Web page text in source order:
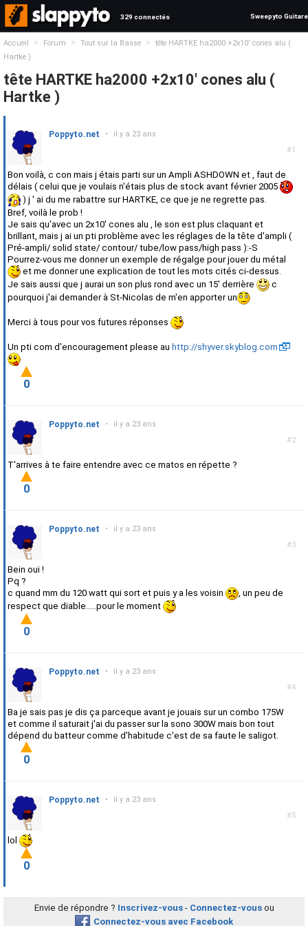
329 connectés Sweepyto Guitare
Accueil > Forum > Tout sur la Basse >
tête HARTKE ha2000 +2x10' cones alu (
Hartke )
tête HARTKE ha2000 +2x10' cones alu (
Hartke )
#1
Poppyto.net • il y a 23 ans
Bon voilà, c con mais j étais parti sur un Ampli ASHDOWN et , faut de
délais ( celui que je voulais n'étais plus de stock avant février 2005
) j ' ai du me rabattre sur HARTKE, ce que je ne regrette pas.
Bref, voilà le prob !
Je sais qu'avec un 2x10' cones alu , le son est plus claquant et
brillant, mais j ai un pti problème avec les réglages de la tête d'ampli (
Pré-ampli/ solid state/ contour/ tube/low pass/high pass ):-S
Pourrez-vous me donner un exemple de régalge pour jouer du métal
et me donner une explication de tout les mots cités ci-dessus.
Je sais aussi que j aurai un son plus rond avec un 15' derrière
c
pourquoi j'ai demander à St-Nicolas de m'en apporter un
Merci à tous pour vos futures réponses
Un pti com d'encouragement please au http://shyver.skyblog.com
0
#2
Poppyto.net • il y a 23 ans
T'arrives à te faire entendre avec ce matos en répette ?
0
#3
Poppyto.net • il y a 23 ans
Bein oui !
Pq ?
c quand mm du 120 watt qui sort et puis y a les voisin
, un peu de
respect que diable.....pour le moment
0
#4
Poppyto.net • il y a 23 ans
Ba je sais pas je dis ça parceque avant je jouais sur un combo 175W
et comme il saturait j'ai du passer sur la sono 300W mais bon tout
dépend du batteur comme d'habitude c'est de sa faute le saligot.
0
#5
Poppyto.net • il y a 23 ans
lol
0
Envie de répondre ? Inscrivez-vous- Connectez-vousou
Connectez-vous avec Facebook